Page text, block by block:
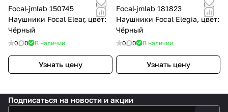
Focal-jmlab 150745
Наушники Focal Elear, цвет:
Чёрный
0 0 В наличии
Узнать цену
Focal-jmlab 181823
Наушники Focal Elegia, цвет:
Чёрный
0 0 В наличии
Узнать цену
Подписаться на новости и акции